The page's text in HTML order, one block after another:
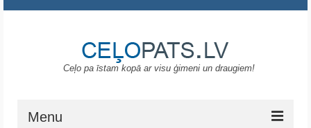
Ceļo pa īstam kopā ar visu ģimeni un draugiem!
Menu